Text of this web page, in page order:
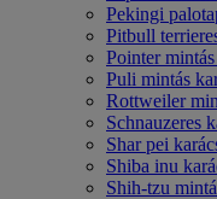
Pekingi
Pitbull
Pointer
Puli mintás
Rottweiler
Schnauzeres
Shar pei
Shiba inu
Shih-tzu